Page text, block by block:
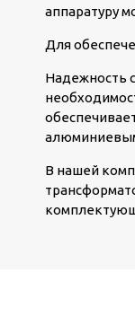
аппаратуру
Для
Надежность
В нашей